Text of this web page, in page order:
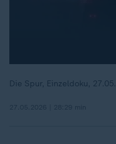
Die Spur, Einzeldoku,